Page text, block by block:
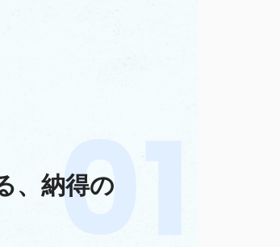
、納得の